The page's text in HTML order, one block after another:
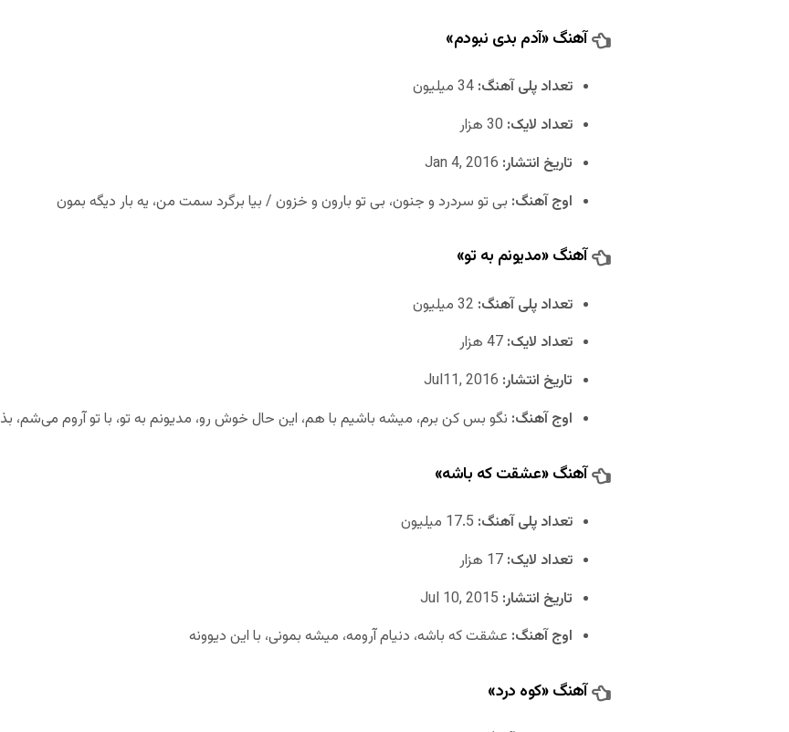
آهنگ «آدم بدی نبودم»
تعداد پلی آهنگ:
تعداد لایک:
تاریخ انتشار:
اوج آهنگ: بی تو سردرد و جنون، بی تو بارون و خزون / بیا برگرد سمت من، یه بار دیگه بمون
آهنگ «مدیونم به تو»
تعداد پلی آهنگ:
تعداد لایک:
تاریخ انتشار:
اوج آهنگ: نگو بس کن برم، میشه باشیم با هم، این حال خوش رو، مدیونم به تو، با تو آروم می‌شم،
آهنگ «عشقت که باشه»
تعداد پلی آهنگ:
تعداد لایک:
تاریخ انتشار:
اوج آهنگ: عشقت که باشه، دنیام آرومه، میشه بمونی، با این دیوونه
آهنگ «کوه درد»